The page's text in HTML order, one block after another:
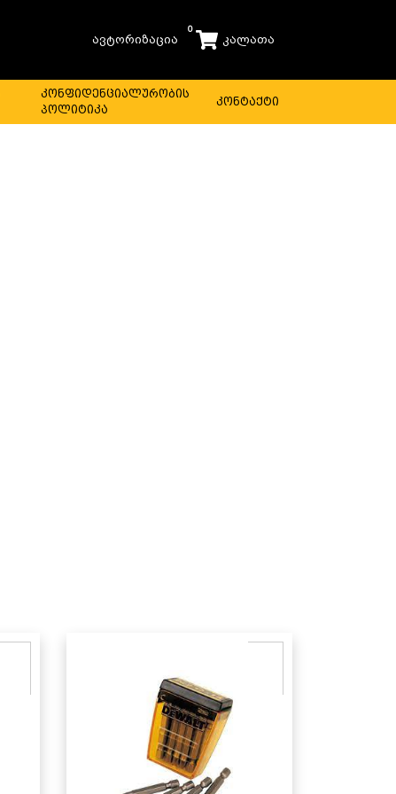
ავტორიზაცია
0
კალათა
კონფიდენციალურობის
პოლიტიკა
კონტაქტი